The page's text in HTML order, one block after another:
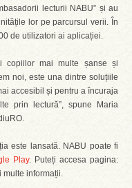
lecturii NABU” și au
lor pe parcursul verii. În
de utilizatori ai aplicației.
copiilor mai multe șanse și
noi, este una dintre soluțiile
accesibil și pentru a încuraja
prin lectură”, spune Maria
este lansată. NABU poate fi
Play. Puteți accesa pagina:
multe informații.